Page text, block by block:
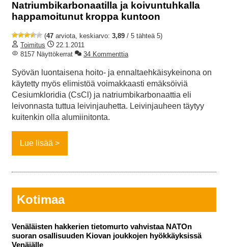
Natriumbikarbonaatilla ja koivuntuhkalla
happamoitunut kroppa kuntoon
(47 arviota, keskiarvo: 3,89 / 5 tähteä 5)
Toimitus
22.1.2011
8157 Näyttökerrat
34 Kommenttia
Syövän luontaisena hoito- ja ennaltaehkäisykeinona on
käytetty myös elimistöä voimakkaasti emäksöiviä
Cesiumkloridia (CsCl) ja natriumbikarbonaattia eli
leivonnasta tuttua leivinjauhetta. Leivinjauheen täytyy
kuitenkin olla alumiinitonta.
Lue lisää
Kotimaa
Venäläisten hakkerien tietomurto vahvistaa NATOn
suoran osallisuuden Kiovan joukkojen hyökkäyksissä
Venäjälle